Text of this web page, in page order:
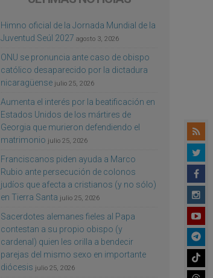
Himno oficial de la Jornada Mundial de la
Juventud Seúl 2027 agosto 3, 2026
ONU se pronuncia ante caso de obispo
católico desaparecido por la dictadura
nicaragüense julio 25, 2026
Aumenta el interés por la beatificación en
Estados Unidos de los mártires de
Georgia que murieron defendiendo el
matrimonio julio 25, 2026
Franciscanos piden ayuda a Marco
Rubio ante persecución de colonos
judíos que afecta a cristianos (y no sólo)
en Tierra Santa julio 25, 2026
Sacerdotes alemanes fieles al Papa
contestan a su propio obispo (y
cardenal) quien les orilla a bendecir
parejas del mismo sexo en importante
diócesis julio 25, 2026